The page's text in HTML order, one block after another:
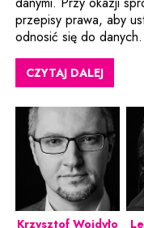
przepisy prawa, aby
odnosić się do danych.
CZYTAJ DALEJ
Krzysztof Wojdyło